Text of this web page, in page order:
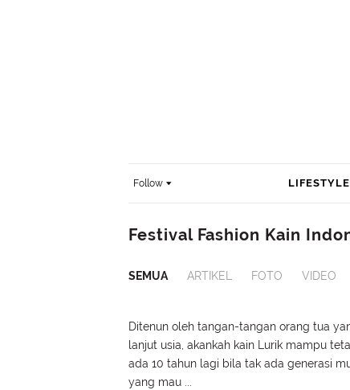
Follow LIFESTYLE
Festival Fashion Kain
SEMUA ARTIKEL FOTO VIDEO
Ditenun oleh tangan-tangan orang tua
lanjut usia, akankah kain Lurik mampu
ada 10 tahun lagi bila tak ada generasi
yang mau ...